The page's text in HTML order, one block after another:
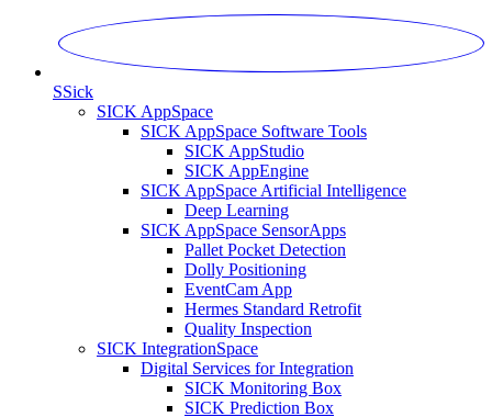
SSick
SICK AppSpace
SICK AppSpace Software Tools
SICK AppStudio
SICK AppEngine
SICK AppSpace Artificial Intelligence
Deep Learning
SICK AppSpace SensorApps
Pallet Pocket Detection
Dolly Positioning
EventCam App
Hermes Standard Retrofit
Quality Inspection
SICK IntegrationSpace
Digital Services for Integration
SICK Monitoring Box
SICK Prediction Box